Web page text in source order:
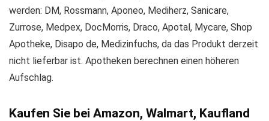
werden: DM, Rossmann, Aponeo, Mediherz, Sanicare,
Zurrose, Medpex, DocMorris, Draco, Apotal, Mycare, Shop
Apotheke, Disapo de, Medizinfuchs, da das Produkt derzeit
nicht lieferbar ist. Apotheken berechnen einen höheren
Aufschlag.
Kaufen Sie bei Amazon, Walmart, Kaufland